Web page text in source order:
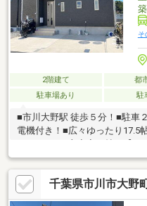
そ
2階建て 都
駐車場あり
駐
■市川大野駅 徒歩５分！■駐車
電機付き！■広々ゆったり17.5
◇浄光寺幼稚園・・・・徒歩3
◇第五中学校・・・・・徒歩
ソンストア100・・・徒歩5分
分◇ワイズマート大野店・・
千葉県市川市大野